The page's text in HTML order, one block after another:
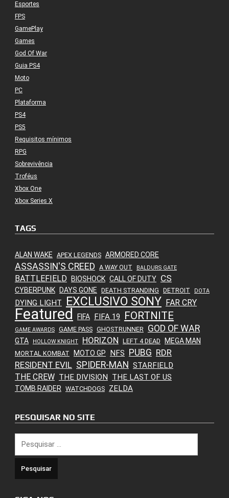
Esportes
FPS
GamePlay
Games
God Of War
Guia PS4
Moto
PC
Plataforma
PS4
PS5
Requisitos mínimos
RPG
Sobrevivência
Troféus
Xbox One
Xbox Series X
TAGS
ALAN WAKE APEX LEGENDS ARMORED CORE
ASSASSIN'S CREED A WAY OUT BALDURS GATE
BATTLEFIELD BIOSHOCK CALL OF DUTY CS
CYBERPUNK DAYS GONE DEATH STRANDING DETROIT DOTA
DYING LIGHT EXCLUSIVO SONY FAR CRY
Featured FIFA FIFA 19 FORTNITE
GAME AWARDS GAME PASS GHOSTRUNNER GOD OF WAR
GTA HOLLOW KNIGHT HORIZON LEFT 4 DEAD MEGA MAN
MORTAL KOMBAT MOTO GP NFS PUBG RDR
RESIDENT EVIL SPIDER-MAN STARFIELD
THE CREW THE DIVISION THE LAST OF US
TOMB RAIDER WATCHDOGS ZELDA
PESQUISAR NO SITE
por: